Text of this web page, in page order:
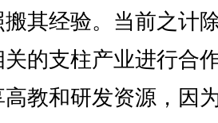
其经验。当前之计
的支柱产业进行合
教和研发资源，因